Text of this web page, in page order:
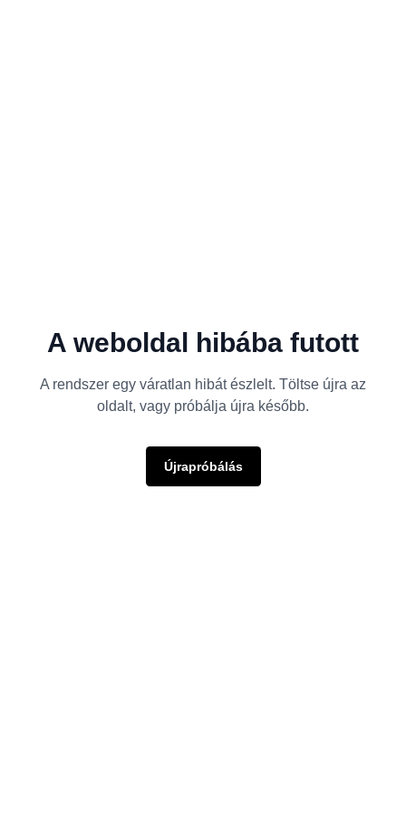
A weboldal hibába futott
A rendszer egy váratlan hibát észlelt. Töltse újra az
oldalt, vagy próbálja újra később.
Újrapróbálás